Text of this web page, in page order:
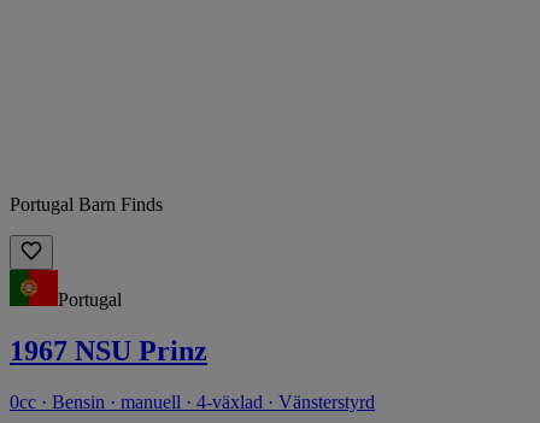
Portugal Barn Finds
Portugal
1967 NSU Prinz
0cc · Bensin · manuell · 4-växlad · Vänsterstyrd